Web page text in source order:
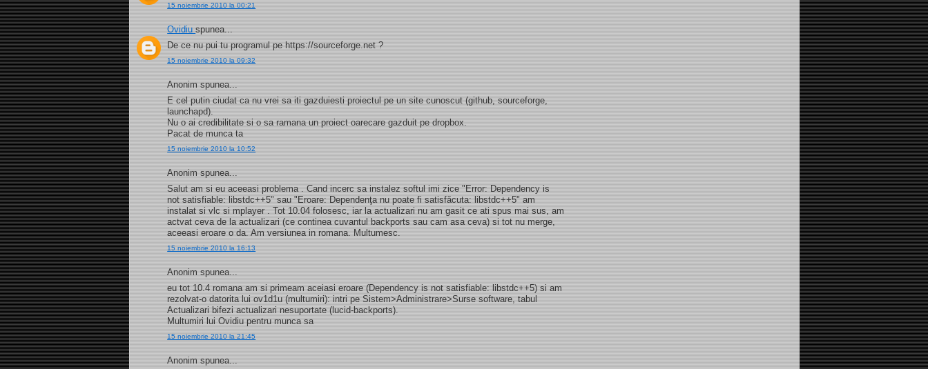
15 noiembrie 2010 la 00:21
Ovidiuspunea...
De ce nu pui tu programul pe https://sourceforge.net ?
15 noiembrie 2010 la 09:32
Anonim spunea...
E cel putin ciudat ca nu vrei sa iti gazduiesti proiectul pe un site cunoscut (github, sourceforge,
launchapd).
Nu o ai credibilitate si o sa ramana un proiect oarecare gazduit pe dropbox.
Pacat de munca ta
15 noiembrie 2010 la 10:52
Anonim spunea...
Salut am si eu aceeasi problema . Cand incerc sa instalez softul imi zice "Error: Dependency is
not satisfiable: libstdc++5" sau "Eroare: Dependenţa nu poate fi satisfăcuta: libstdc++5" am
instalat si vlc si mplayer . Tot 10.04 folosesc, iar la actualizari nu am gasit ce ati spus mai sus, am
actvat ceva de la actualizari (ce continea cuvantul backports sau cam asa ceva) si tot nu merge,
aceeasi eroare o da. Am versiunea in romana. Multumesc.
15 noiembrie 2010 la 16:13
Anonim spunea...
eu tot 10.4 romana am si primeam aceiasi eroare (Dependency is not satisfiable: libstdc++5) si am
rezolvat-o datorita lui ov1d1u (multumiri): intri pe Sistem>Administrare>Surse software, tabul
Actualizari bifezi actualizari nesuportate (lucid-backports).
Multumiri lui Ovidiu pentru munca sa
15 noiembrie 2010 la 21:45
Anonim spunea...